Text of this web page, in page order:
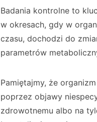
Badania kontrolne to
w okresach, gdy w
czasu, dochodzi do
parametrów
Pamiętajmy, że
poprzez objawy
zdrowotnemu albo na